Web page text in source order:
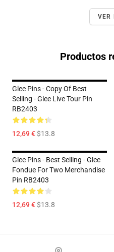
VER
Productos
Glee Pins - Copy Of Best
Selling - Glee Live Tour Pin
RB2403
12,69 €$13.8
Glee Pins - Best Selling - Glee
Fondue For Two Merchandise
Pin RB2403
12,69 €$13.8